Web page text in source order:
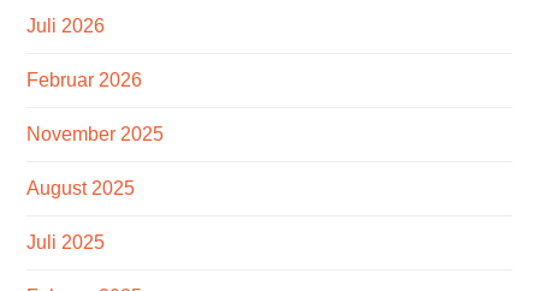
Juli 2026
Februar 2026
November 2025
August 2025
Juli 2025